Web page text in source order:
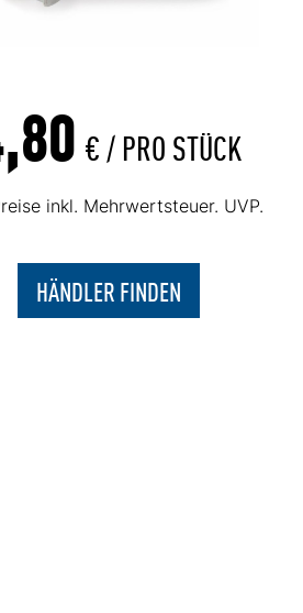
€ / PRO STÜCK
inkl. Mehrwertsteuer. UVP.
HÄNDLER FINDEN